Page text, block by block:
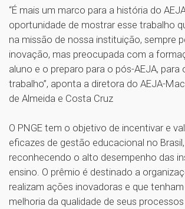
“É mais um marco para a história do
oportunidade de mostrar esse trabalho
na missão de nossa instituição, sempre
inovação, mas preocupada com a
aluno e o preparo para o pós-AEJA, para
trabalho”, aponta a diretora do AEJA-
de Almeida e Costa Cruz
O PNGE tem o objetivo de incentivar e
eficazes de gestão educacional no
reconhecendo o alto desempenho das
ensino. O prêmio é destinado a
realizam ações inovadoras e que
melhoria da qualidade de seus